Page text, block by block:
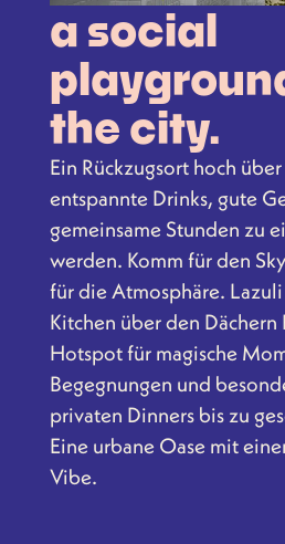
a social
the city.
Ein Rückzugsort hoch
entspannte Drinks, gute
gemeinsame Stunden zu
werden. Komm für den
für die Atmosphäre.
Kitchen über den Dächern
Hotspot für magische
Begegnungen und
privaten Dinners bis zu
Eine urbane Oase mit
Vibe.